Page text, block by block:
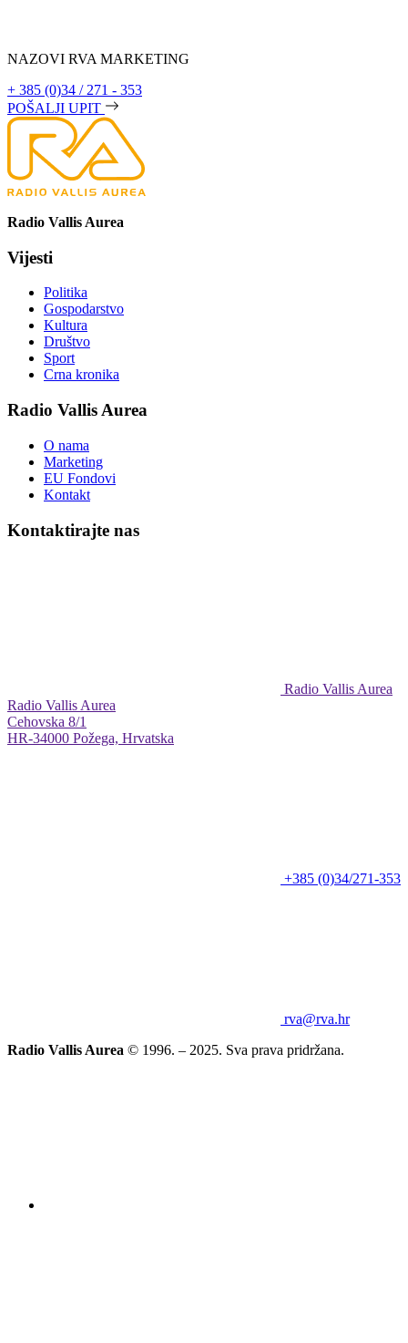
NAZOVI RVA MARKETING
+ 385 (0)34 / 271 - 353
POŠALJI UPIT
Radio Vallis Aurea
Vijesti
Politika
Gospodarstvo
Kultura
Društvo
Sport
Crna kronika
Radio Vallis Aurea
O nama
Marketing
EU Fondovi
Kontakt
Kontaktirajte nas
Radio Vallis Aurea
Radio Vallis Aurea
Cehovska 8/1
HR-34000 Požega, Hrvatska
+385 (0)34/271-353
rva@rva.hr
Radio Vallis Aurea © 1996. – 2025. Sva prava pridržana.